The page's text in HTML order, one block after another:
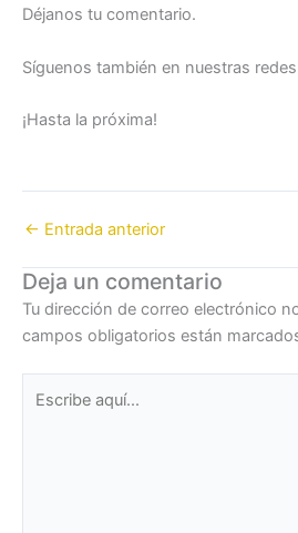
Déjanos tu comentario.
Síguenos también en nuestras
¡Hasta la próxima!
← Entrada anterior
Deja un comentario
Tu dirección de correo electrónico
campos obligatorios están
aquí...